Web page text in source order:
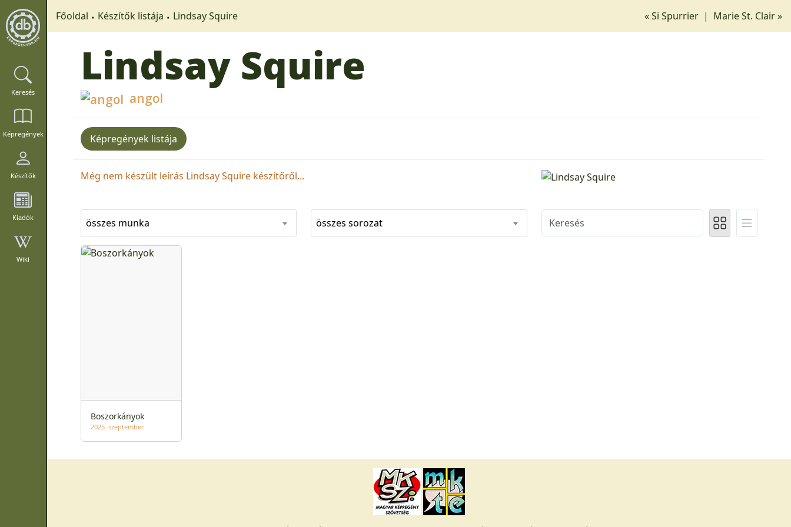
Keresés
Képregények
Készítők
Kiadók
Wiki
Főoldal Készítők listája Lindsay Squire « Si Spurrier | Marie St. Clair »
Lindsay Squire
angol
Képregények listája
Még nem készült leírás Lindsay Squire készítőről...
összes munka összes sorozat
Boszorkányok
2025. szeptember